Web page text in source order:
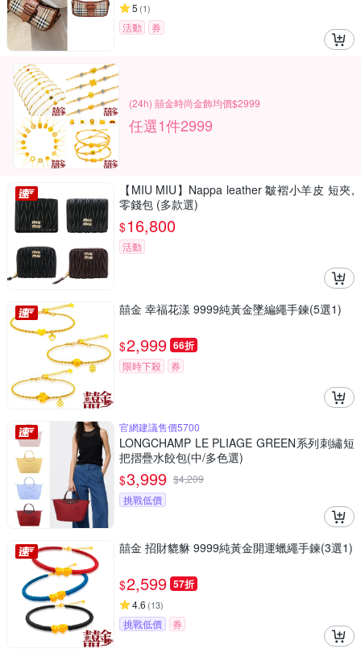
5 (1)
活動 券
(24h) 囍金時尚金飾均價$2999
任選1件2999
【MIU MIU】Nappa leather 皺褶小羊皮 短夾,
零錢包 (多款選)
$16,800
活動
囍金 幸福花漾 9999純黃金墜編繩手鍊(5選1)
$2,999 66折
限時下殺 券
官網建議售價5700
LONGCHAMP LE PLIAGE GREEN系列刺繡短
把摺疊水餃包(中/多色選)
$3,999 $4,209
挑戰低價
囍金 招財貔貅 9999純黃金開運蠟繩手鍊(3選1)
$2,599 57折
4.6 (13)
挑戰低價 券